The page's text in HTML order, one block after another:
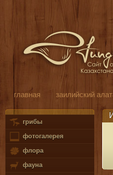
главная заилийский
грибы
фотогалерея
флора
фауна